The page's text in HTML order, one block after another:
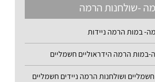
-שולחנות הרמה
במות הרמה ניידות
במות הרמה הידראוליים חשמליים
ושולחנות הרמה ניידים חשמליים